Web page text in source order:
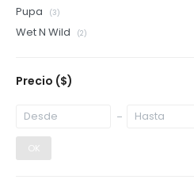
Pupa (3)
Wet N Wild (2)
Precio ($)
OK